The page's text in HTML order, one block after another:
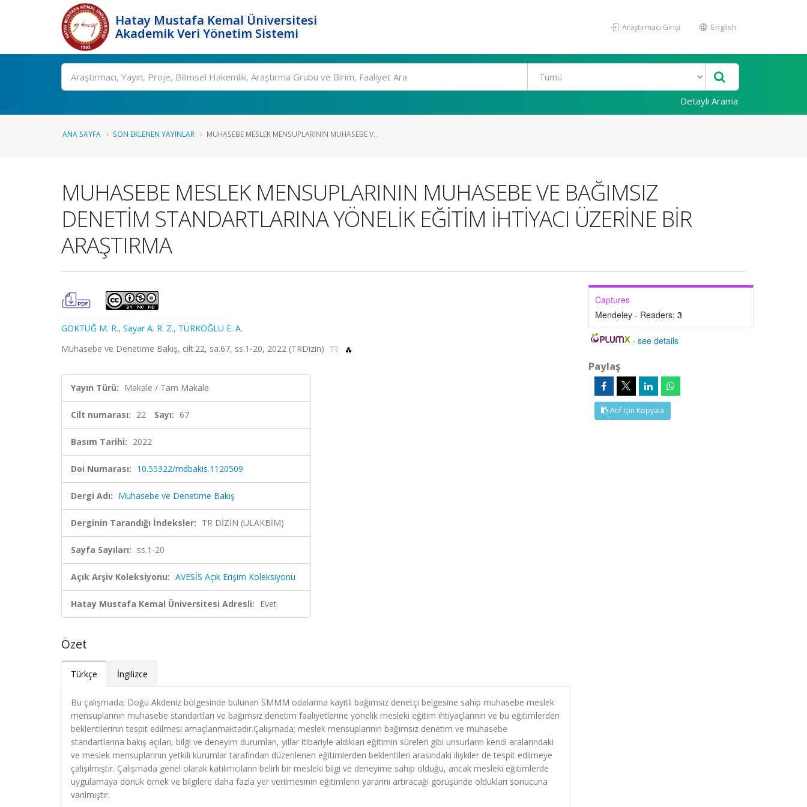
Hatay Mustafa Kemal Üniversitesi
Akademik Veri Yönetim Sistemi
Araştırmacı Girişi English
Ara
Detaylı Arama
ANA SAYFA SON EKLENEN YAYINLAR MUHASEBE MESLEK MENSUPLARININ MUHASEBE V...
MUHASEBE MESLEK MENSUPLARININ MUHASEBE VE BAĞIMSIZ
DENETİM STANDARTLARINA YÖNELİK EĞİTİM İHTİYACI ÜZERİNE BİR
ARAŞTIRMA
GÖKTUĞ M. R., Sayar A. R. Z., TÜRKOĞLU E. A.
Muhasebe ve Denetime Bakış, cilt.22, sa.67, ss.1-20, 2022 (TRDizin)
Yayın Türü: Makale / Tam Makale
Cilt numarası: 22 Sayı: 67
Basım Tarihi: 2022
Doi Numarası: 10.55322/mdbakis.1120509
Dergi Adı: Muhasebe ve Denetime Bakış
Derginin Tarandığı İndeksler: TR DİZİN (ULAKBİM)
Sayfa Sayıları: ss.1-20
Açık Arşiv Koleksiyonu: AVESİS Açık Erişim Koleksiyonu
Hatay Mustafa Kemal Üniversitesi Adresli: Evet
Özet
Türkçe İngilizce
Bu çalışmada; Doğu Akdeniz bölgesinde bulunan SMMM odalarına kayıtlı bağımsız denetçi belgesine sahip muhasebe meslek
mensuplarının muhasebe standartları ve bağımsız denetim faaliyetlerine yönelik mesleki eğitim ihtiyaçlarının ve bu eğitimlerden
beklentilerinin tespit edilmesi amaçlanmaktadır.Çalışmada; meslek mensuplarının bağımsız denetim ve muhasebe
standartlarına bakış açıları, bilgi ve deneyim durumları, yıllar itibariyle aldıkları eğitimin süreleri gibi unsurların kendi aralarındaki
ve meslek mensuplarının yetkili kurumlar tarafından düzenlenen eğitimlerden beklentileri arasındaki ilişkiler de tespit edilmeye
çalışılmıştır. Çalışmada genel olarak katılımcıların belirli bir mesleki bilgi ve deneyime sahip olduğu, ancak mesleki eğitimlerde
uygulamaya dönük örnek ve bilgilere daha fazla yer verilmesinin eğitimlerin yararını artıracağı görüşünde oldukları sonucuna
varılmıştır.
Captures
Mendeley - Readers: 3
-see details
Paylaş
Atıf İçin Kopyala